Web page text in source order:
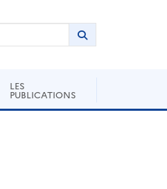
Rechercher
Lancer la
LES
PUBLICATIONS